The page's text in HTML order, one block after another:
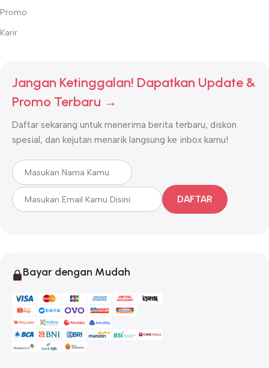
Promo
Karir
Jangan Ketinggalan! Dapatkan Update &
Promo Terbaru →
Daftar sekarang untuk menerima berita terbaru, diskon
spesial, dan kejutan menarik langsung ke inbox kamu!
DAFTAR
Bayar dengan Mudah